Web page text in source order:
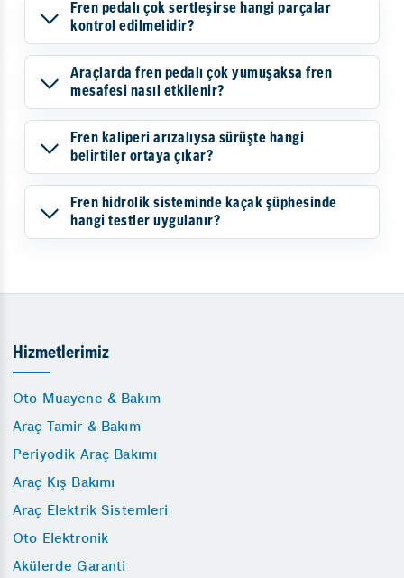
Fren pedalı çok sertleşirse hangi parçalar
kontrol edilmelidir?
Araçlarda fren pedalı çok yumuşaksa fren
mesafesi nasıl etkilenir?
Fren kaliperi arızalıysa sürüşte hangi
belirtiler ortaya çıkar?
Fren hidrolik sisteminde kaçak şüphesinde
hangi testler uygulanır?
Hizmetlerimiz
Oto Muayene & Bakım
Araç Tamir & Bakım
Periyodik Araç Bakımı
Araç Kış Bakımı
Araç Elektrik Sistemleri
Oto Elektronik
Akülerde Garanti